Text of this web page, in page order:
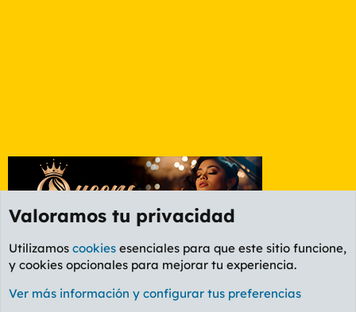
Foro General
Cookies
PL OLDSTYLE AMARILLO
Valoramos tu privacidad
Utilizamos cookies esenciales para que este sitio funcione,
y cookies opcionales para mejorar tu experiencia.
Ver más información y configurar tus preferencias